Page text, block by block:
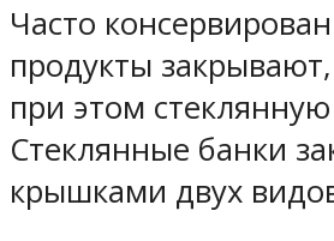
Часто
продукты
при этом стеклянную
Стеклянные банки
крышками двух